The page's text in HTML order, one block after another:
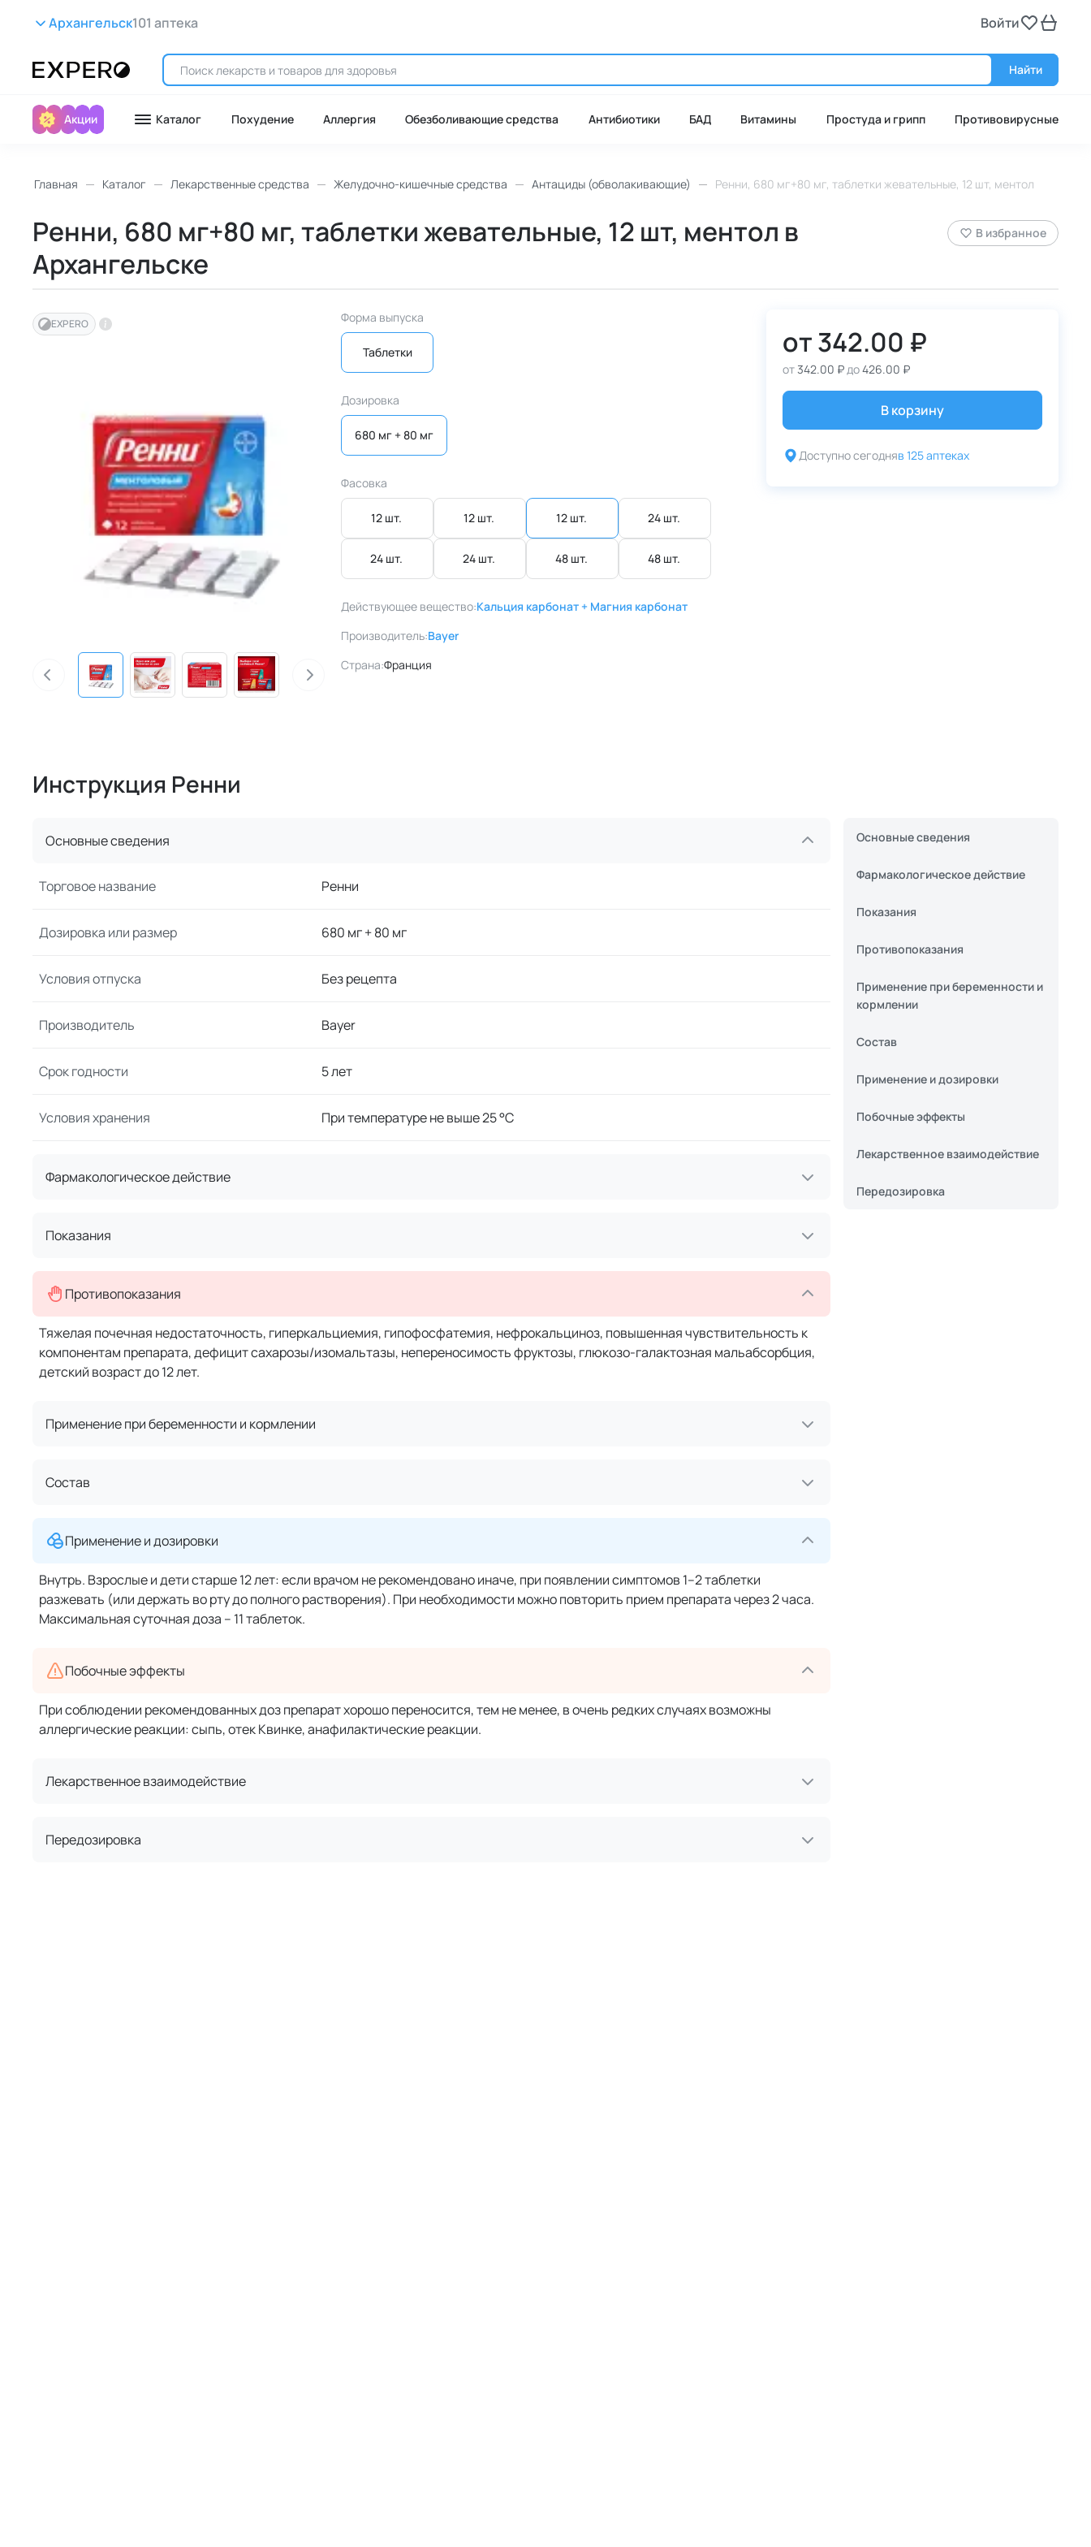
Архангельск101 аптека Войти
Найти
Акции Каталог Похудение Аллергия Обезболивающие средства Антибиотики БАД Витамины Простуда и грипп Противовирусные
Главная Каталог Лекарственные средства Желудочно-кишечные средства Антациды (обволакивающие) Ренни, 680 мг+80 мг, таблетки жевательные, 12 шт, ментол
Ренни, 680 мг+80 мг, таблетки жевательные, 12 шт, ментол в
Архангельске
В избранное
EXPERO Форма выпуска
Таблетки
Дозировка
680 мг + 80 мг
Фасовка
12 шт. 12 шт. 12 шт. 24 шт.
24 шт. 24 шт. 48 шт. 48 шт.
Действующее вещество:Кальция карбонат + Магния карбонат
Производитель:Bayer
Страна:Франция
от342.00 ₽
от342.00 ₽до426.00 ₽
В корзину
Доступно сегодняв 125 аптеках
Инструкция Ренни
Основные сведения
Торговое название Ренни
Дозировка или размер 680 мг + 80 мг
Условия отпуска Без рецепта
Производитель Bayer
Срок годности 5 лет
Условия хранения При температуре не выше 25 °C
Фармакологическое действие
Показания
Противопоказания
Тяжелая почечная недостаточность, гиперкальциемия, гипофосфатемия, нефрокальциноз, повышенная чувствительность к
компонентам препарата, дефицит сахарозы/изомальтазы, непереносимость фруктозы, глюкозо-галактозная мальабсорбция,
детский возраст до 12 лет.
Применение при беременности и кормлении
Состав
Применение и дозировки
Внутрь. Взрослые и дети старше 12 лет: если врачом не рекомендовано иначе, при появлении симптомов 1–2 таблетки
разжевать (или держать во рту до полного растворения). При необходимости можно повторить прием препарата через 2 часа.
Максимальная суточная доза – 11 таблеток.
Побочные эффекты
При соблюдении рекомендованных доз препарат хорошо переносится, тем не менее, в очень редких случаях возможны
аллергические реакции: сыпь, отек Квинке, анафилактические реакции.
Лекарственное взаимодействие
Передозировка
Основные сведения
Фармакологическое действие
Показания
Противопоказания
Применение при беременности и
кормлении
Состав
Применение и дозировки
Побочные эффекты
Лекарственное взаимодействие
Передозировка